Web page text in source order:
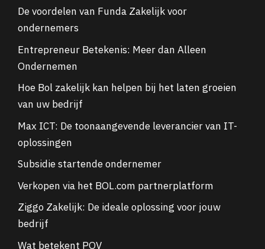
De voordelen van Funda Zakelijk voor
ondernemers
Entrepreneur Betekenis: Meer dan Alleen
Ondernemen
Hoe Bol zakelijk kan helpen bij het laten groeien
van uw bedrijf
Max ICT: De toonaangevende leverancier van IT-
oplossingen
Subsidie startende ondernemer
Verkopen via het BOL.com partnerplatform
Ziggo Zakelijk: De ideale oplossing voor jouw
bedrijf
Wat betekent POV